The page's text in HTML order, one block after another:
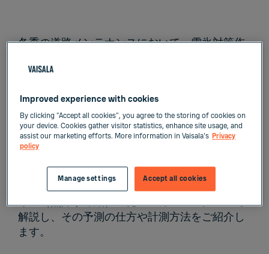
冬季の道路メンテナンスにおいて、雪氷対策作
中でも目視でも確認しづらいブラックアイスバ
も非常にリスクの高い現象であり、ブラックア
イスの発生に関するメカニズムを理解し、正し
く対処する必要があります。
本ウェブセミナーでは、雨や雪が降っていない
ときにおいても発生することがあるブラックア
イス（無降水凍結）の発生メカニズムについて
解説し、その予測の仕方や計測方法をご紹介し
ます。
Improved experience with cookies
By clicking “Accept all cookies”, you agree to the storing of cookies on
your device. Cookies gather visitor statistics, enhance site usage, and
assist our marketing efforts. More information in Vaisala's Privacy
policy
Accept all cookies
Manage settings